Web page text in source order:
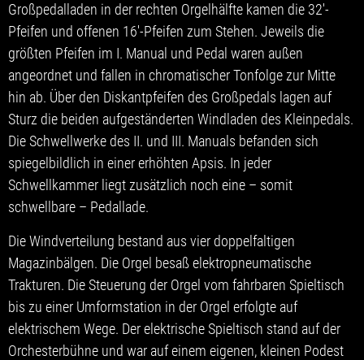
Großpedalladen in der rechten Orgelhälfte kamen die 32′-
Pfeifen und offenen 16′-Pfeifen zum Stehen. Jeweils die
größten Pfeifen im I. Manual und Pedal waren außen
angeordnet und fallen in chromatischer Tonfolge zur Mitte
hin ab. Über den Diskantpfeifen des Großpedals lagen auf
Sturz die beiden aufgeständerten Windladen des Kleinpedals.
Die Schwellwerke des II. und III. Manuals befanden sich
spiegelbildlich in einer erhöhten Apsis. In jeder
Schwellkammer liegt zusätzlich noch eine – somit
schwellbare – Pedallade.
Die Windverteilung bestand aus vier doppelfaltigen
Magazinbälgen. Die Orgel besaß elektropneumatische
Trakturen. Die Steuerung der Orgel vom fahrbaren Spieltisch
bis zu einer Umformstation in der Orgel erfolgte auf
elektrischem Wege. Der elektrische Spieltisch stand auf der
Orchesterbühne und war auf einem eigenen, kleinen Podest